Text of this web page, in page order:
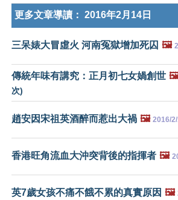
更多文章導讀： 2016年2月14日
三呆婊大冒虛火 河南冤獄增加死囚 🖼️
傳統年味有講究：正月初七女媧創世
次)
趙安因宋祖英酒醉而惹出大禍 🖼️ 2016/
香港旺角流血大沖突背後的指揮者 🖼️
英7歲女孩不痛不餓不累的真實原因 🖼️